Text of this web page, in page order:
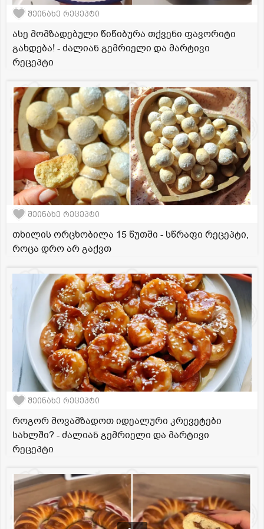
შეინახე რეცეპტი
ასე მომზადებული წიწიბურა თქვენი ფავორიტი
გახდება! - ძალიან გემრიელი და მარტივი
რეცეპტი
შეინახე რეცეპტი
თხილის ორცხობილა 15 წუთში - სწრაფი რეცეპტი,
როცა დრო არ გაქვთ
შეინახე რეცეპტი
როგორ მოვამზადოთ იდეალური კრევეტები
სახლში? - ძალიან გემრიელი და მარტივი
რეცეპტი